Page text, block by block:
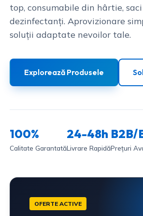
top, consumabile din hârtie,
dezinfectanți. Aprovizionare
soluții adaptate nevoilor tale.
Explorează Produsele
100%
Calitate Garantată
24-48h
Livrare Rapidă
B2B/
Prețuri
OFERTE ACTIVE